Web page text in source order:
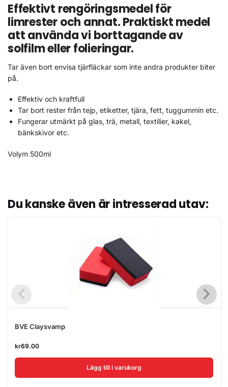
Effektivt rengöringsmedel för
limrester och annat. Praktiskt medel
att använda vi borttagande av
solfilm eller folieringar.
Tar även bort envisa tjärfläckar som inte andra produkter biter
på.
Effektiv och kraftfull
Tar bort rester från tejp, etiketter, tjära, fett, tuggummin etc.
Fungerar utmärkt på glas, trä, metall, textilier, kakel,
bänkskivor etc.
Volym 500ml
Du kanske även är intresserad utav:
BVE Claysvamp
kr69.00
Lägg till i varukorg